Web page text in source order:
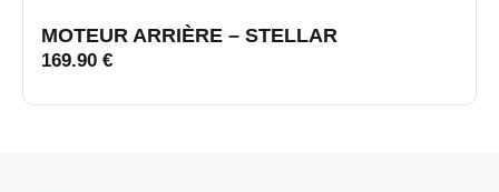
MOTEUR ARRIÈRE – STELLAR
169.90 €